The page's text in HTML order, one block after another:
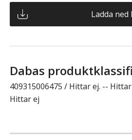
Ladda ned
Dabas
409315006475 / Hittar ej. --
Hittar ej